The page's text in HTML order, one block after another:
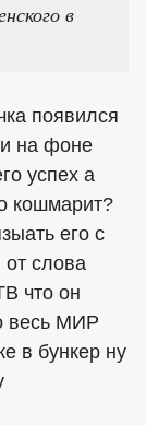
в
появился
на фоне
успех а
кошмарит?
его с
от слова
что он
весь МИР
в бункер ну